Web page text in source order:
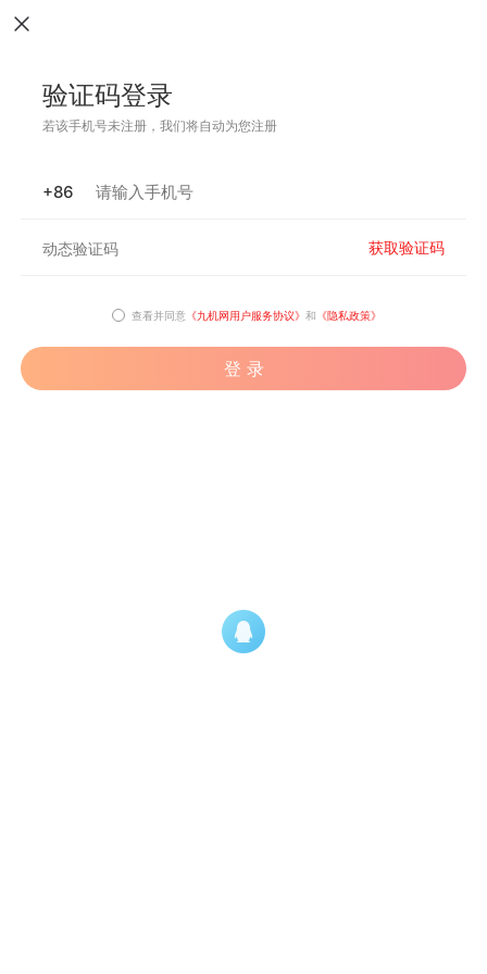
验证码登录
若该手机号未注册，我们将自动为您注册
+86
获取验证码
查看并同意 《九机网用户服务协议》 和 《隐私政策》
登 录